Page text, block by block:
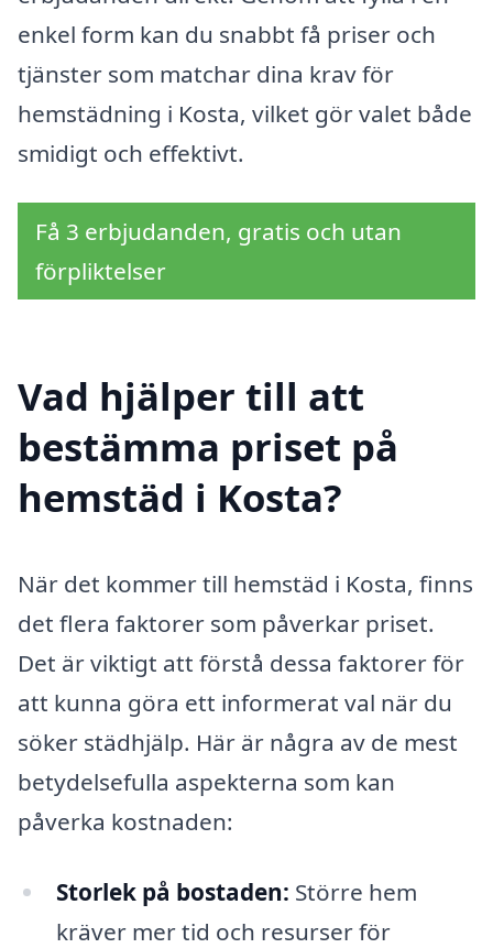
enkel form kan du snabbt få priser och
tjänster som matchar dina krav för
hemstädning i Kosta, vilket gör valet både
smidigt och effektivt.
Få 3 erbjudanden, gratis och utan
förpliktelser
Vad hjälper till att
bestämma priset på
hemstäd i Kosta?
När det kommer till hemstäd i Kosta, finns
det flera faktorer som påverkar priset.
Det är viktigt att förstå dessa faktorer för
att kunna göra ett informerat val när du
söker städhjälp. Här är några av de mest
betydelsefulla aspekterna som kan
påverka kostnaden:
Storlek på bostaden: Större hem
kräver mer tid och resurser för